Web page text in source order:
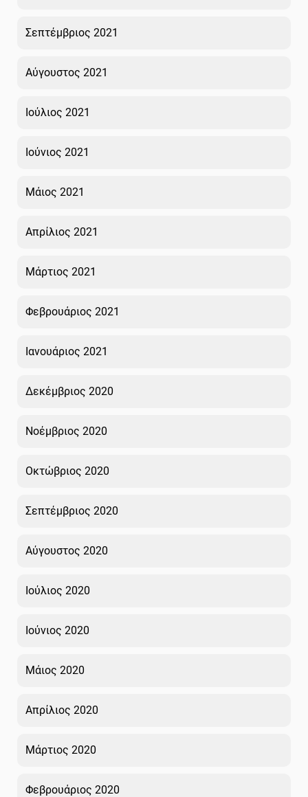
Σεπτέμβριος 2021
Αύγουστος 2021
Ιούλιος 2021
Ιούνιος 2021
Μάιος 2021
Απρίλιος 2021
Μάρτιος 2021
Φεβρουάριος 2021
Ιανουάριος 2021
Δεκέμβριος 2020
Νοέμβριος 2020
Οκτώβριος 2020
Σεπτέμβριος 2020
Αύγουστος 2020
Ιούλιος 2020
Ιούνιος 2020
Μάιος 2020
Απρίλιος 2020
Μάρτιος 2020
Φεβρουάριος 2020